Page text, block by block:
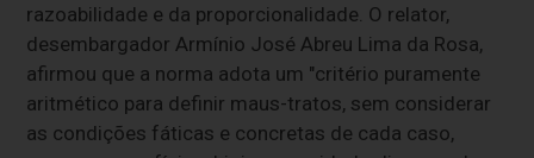
razoabilidade e da proporcionalidade. O relator,
desembargador Armínio José Abreu Lima da Rosa,
afirmou que a norma adota um "critério puramente
aritmético para definir maus-tratos, sem considerar
as condições fáticas e concretas de cada caso,